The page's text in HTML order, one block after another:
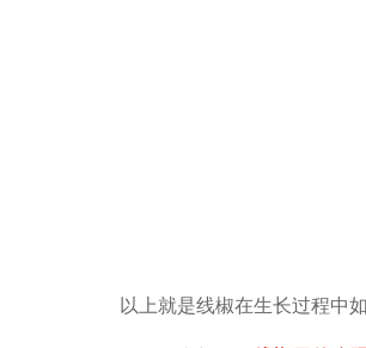
以上就是线椒在生长过程中